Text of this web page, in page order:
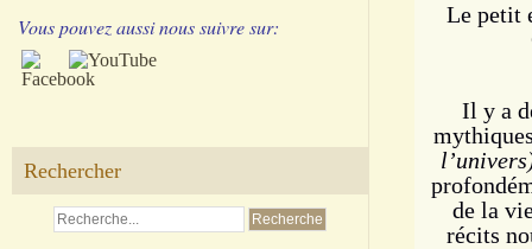
Vous pouvez aussi nous suivre sur:
Rechercher
Le petit
Il y a
de la
récits